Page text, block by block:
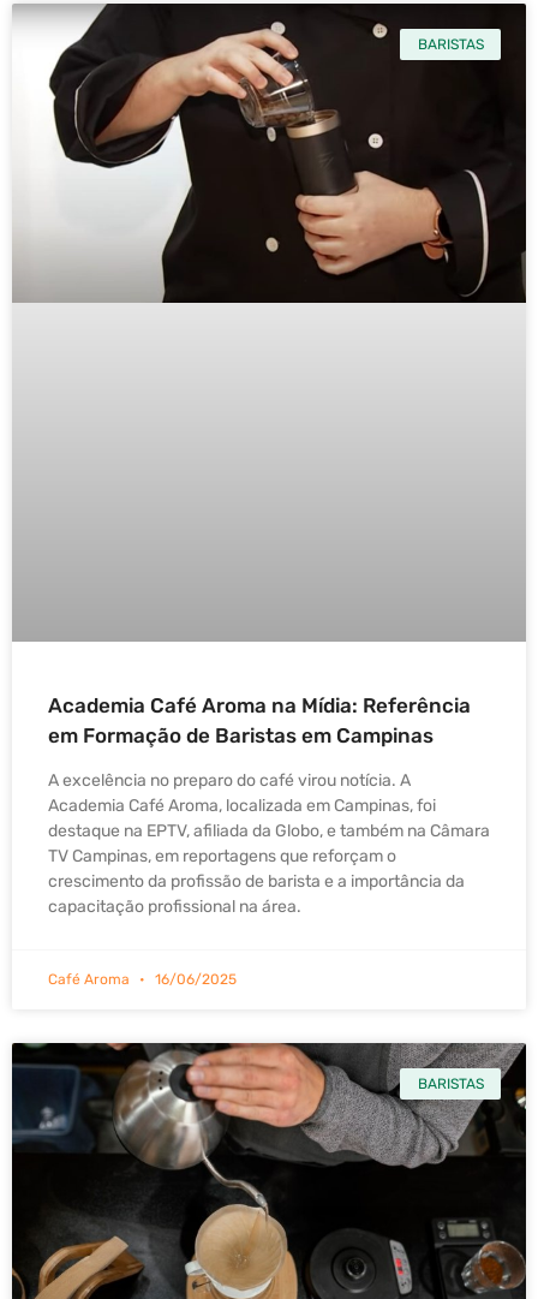
BARISTAS
Academia Café Aroma na Mídia: Referência
em Formação de Baristas em Campinas
A excelência no preparo do café virou notícia. A
Academia Café Aroma, localizada em Campinas, foi
destaque na EPTV, afiliada da Globo, e também na Câmara
TV Campinas, em reportagens que reforçam o
crescimento da profissão de barista e a importância da
capacitação profissional na área.
Café Aroma 16/06/2025
BARISTAS